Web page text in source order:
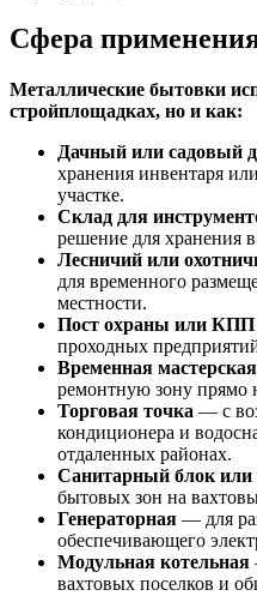
Сфера
Металлические бытовки
стройплощадках, но и как:
Дачный или садовый
хранения инвентаря
участке.
Склад для
решение для хранения
Лесничий или
для временного
местности.
Пост охраны или КПП
проходных
Временная мастерская
ремонтную зону прямо
Торговая точка — с
кондиционера и
отдаленных районах.
Санитарный блок или
бытовых зон на
Генераторная — для
обеспечивающего
Модульная котельная
вахтовых поселков и